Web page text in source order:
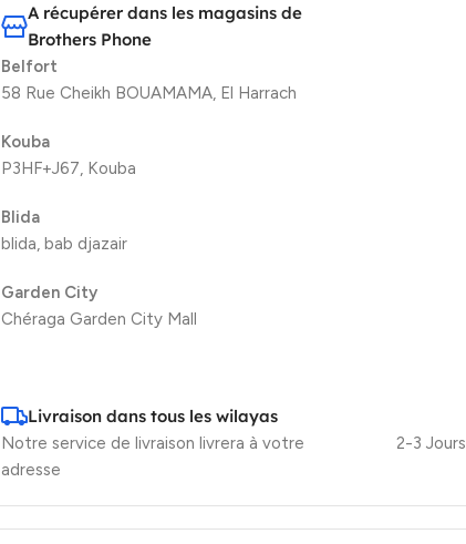
A récupérer dans les magasins de
Brothers Phone
Belfort
58 Rue Cheikh BOUAMAMA, El Harrach
Kouba
P3HF+J67, Kouba
Blida
blida, bab djazair
Garden City
Chéraga Garden City Mall
Livraison dans tous les wilayas
Notre service de livraison livrera à votre
adresse
2-3 Jours